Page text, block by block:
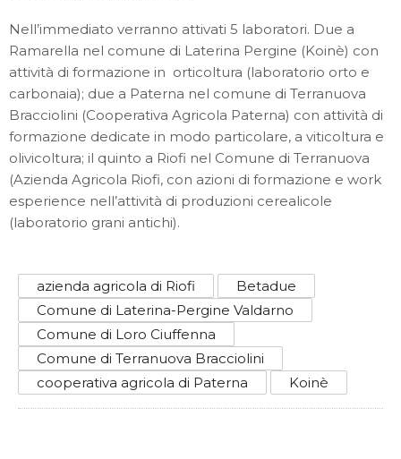
Nell’immediato verranno attivati 5 laboratori. Due a
Ramarella nel comune di Laterina Pergine (Koinè) con
attività di formazione in orticoltura (laboratorio orto e
carbonaia); due a Paterna nel comune di Terranuova
Bracciolini (Cooperativa Agricola Paterna) con attività di
formazione dedicate in modo particolare, a viticoltura e
olivicoltura; il quinto a Riofi nel Comune di Terranuova
(Azienda Agricola Riofi, con azioni di formazione e work
esperience nell’attività di produzioni cerealicole
(laboratorio grani antichi).
azienda agricola di Riofi
Betadue
Comune di Laterina-Pergine Valdarno
Comune di Loro Ciuffenna
Comune di Terranuova Bracciolini
cooperativa agricola di Paterna
Koinè